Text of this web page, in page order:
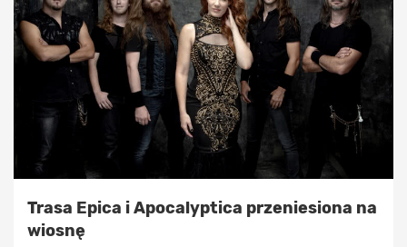
Trasa Epica i Apocalyptica przeniesiona na
wiosnę